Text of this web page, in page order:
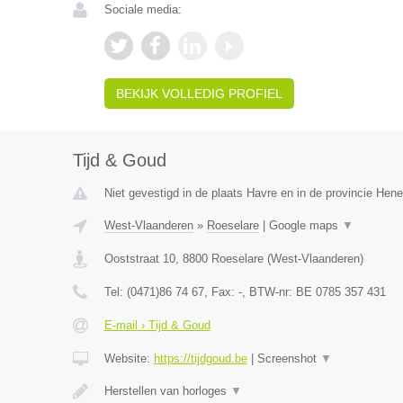
Sociale media:
BEKIJK VOLLEDIG PROFIEL
Tijd & Goud
Niet gevestigd in de plaats Havre en in de provincie
West-Vlaanderen» Roeselare| Google maps ▼
Ooststraat 10, 8800 Roeselare(West-Vlaanderen)
Tel: (0471)86 74 67, Fax: -, BTW-nr: BE 0785 357 431
E-mail › Tijd & Goud
Website: https://tijdgoud.be| Screenshot ▼
Herstellen van horloges ▼